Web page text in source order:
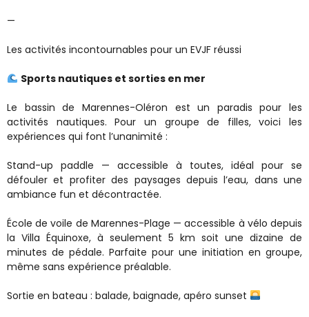
—
Les activités incontournables pour un EVJF réussi
Sports nautiques et sorties en mer
Le bassin de Marennes-Oléron est un paradis pour les
activités nautiques. Pour un groupe de filles, voici les
expériences qui font l’unanimité :
Stand-up paddle — accessible à toutes, idéal pour se
défouler et profiter des paysages depuis l’eau, dans une
ambiance fun et décontractée.
École de voile de Marennes-Plage — accessible à vélo depuis
la Villa Équinoxe, à seulement 5 km soit une dizaine de
minutes de pédale. Parfaite pour une initiation en groupe,
même sans expérience préalable.
Sortie en bateau : balade, baignade, apéro sunset